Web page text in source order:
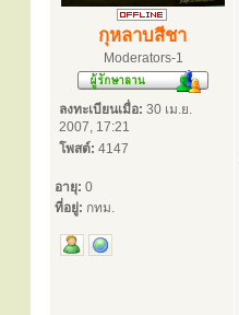
กุหลาบสีชา
Moderators-1
ลงทะเบียนเมื่อ: 30 เม.ย.
2007, 17:21
โพสต์: 4147
อายุ: 0
ที่อยู่: กทม.